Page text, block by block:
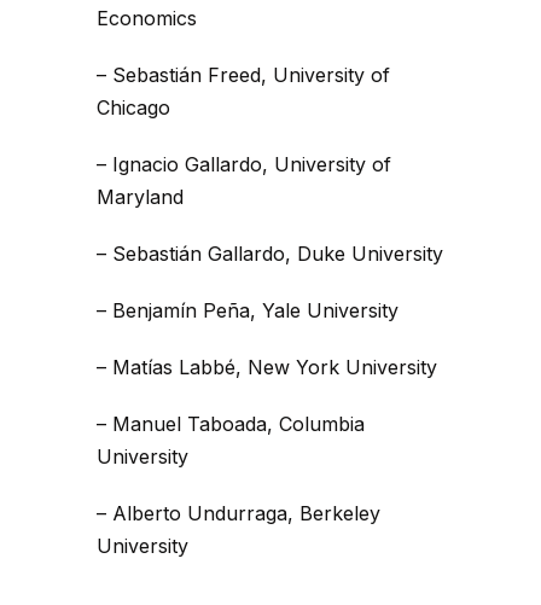
Economics
– Sebastián Freed, University of
Chicago
– Ignacio Gallardo, University of
Maryland
– Sebastián Gallardo, Duke University
– Benjamín Peña, Yale University
– Matías Labbé, New York University
– Manuel Taboada, Columbia
University
– Alberto Undurraga, Berkeley
University